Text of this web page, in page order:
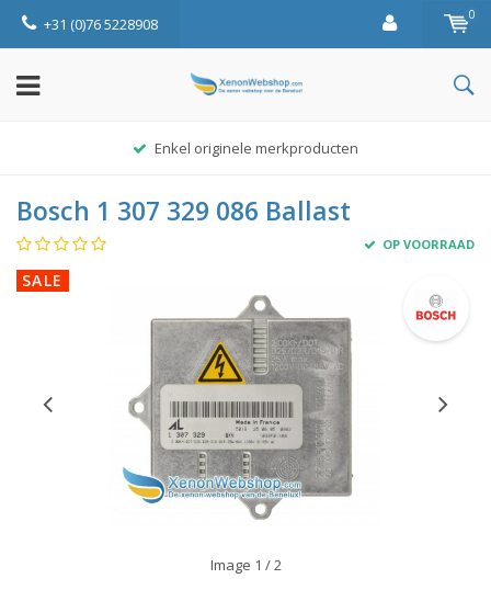
+31 (0)76 5228908 0
Enkel originele merkproducten
Bosch 1 307 329 086 Ballast
OP VOORRAAD
SALE
Image 1 / 2